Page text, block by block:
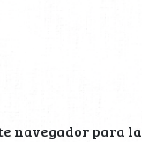
navegador para la